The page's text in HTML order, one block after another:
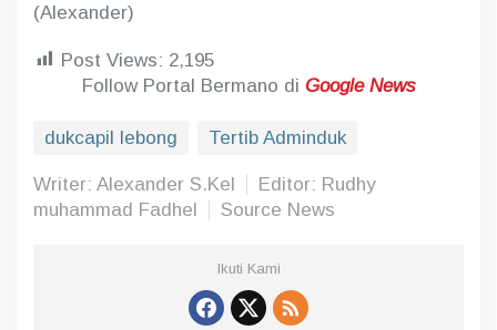
(Alexander)
Post Views: 2,195
Follow Portal Bermano di Google News
dukcapil lebong Tertib Adminduk
Writer: Alexander S.Kel
Editor: Rudhy
muhammad Fadhel
Source News
Ikuti Kami